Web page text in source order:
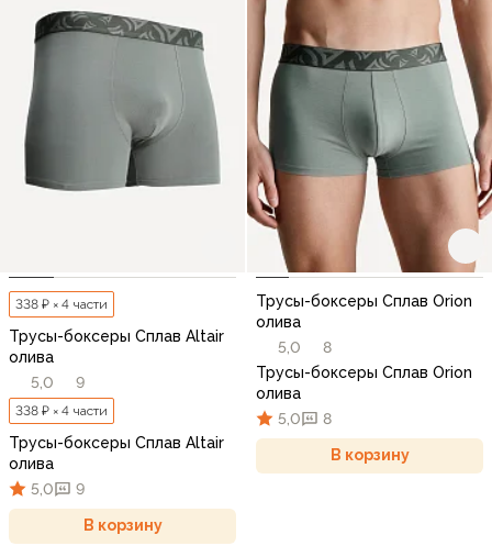
338 ₽ × 4 части
Трусы-боксеры Сплав Altair
олива
5,0
9
338 ₽ × 4 части
Трусы-боксеры Сплав Altair
олива
5,0
9
В корзину
Трусы-боксеры Сплав Orion
олива
5,0
8
Трусы-боксеры Сплав Orion
олива
5,0
8
В корзину